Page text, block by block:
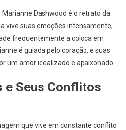
Dashwood é o retrato da
vive suas emoções intensamente,
frequentemente a coloca em
é guiada pelo coração, e suas
um amor idealizado e apaixonado.
e Seus Conflitos
que vive em constante conflito